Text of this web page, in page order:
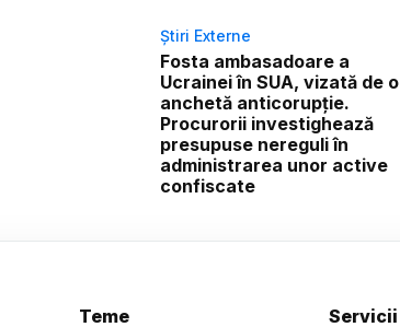
Știri Externe
Fosta ambasadoare a
Ucrainei în SUA, vizată de o
anchetă anticorupție.
Procurorii investighează
presupuse nereguli în
administrarea unor active
confiscate
Teme Servicii